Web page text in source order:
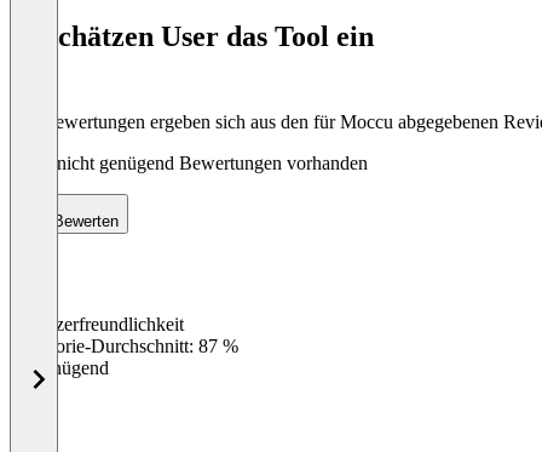
So schätzen User das Tool ein
Die Bewertungen ergeben sich aus den für Moccu abgegebenen
Noch nicht genügend Bewertungen vorhanden
Bewerten
Benutzerfreundlichkeit
Kategorie-Durchschnitt: 87 %
Ungenügend